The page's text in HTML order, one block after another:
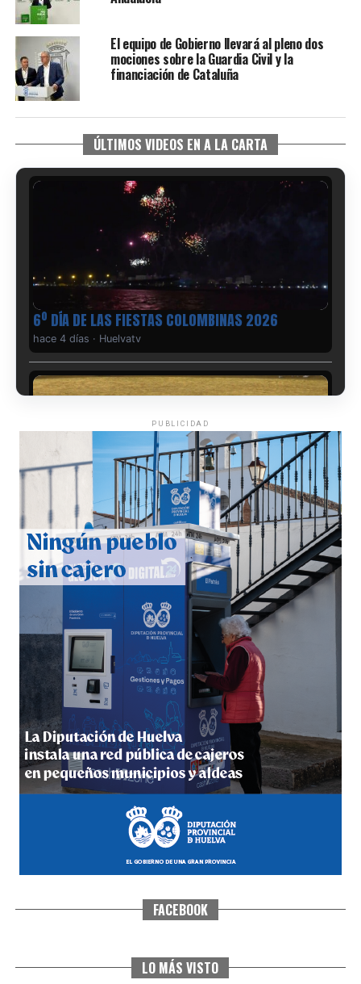
El equipo de Gobierno llevará al pleno dos
mociones sobre la Guardia Civil y la
financiación de Cataluña
ÚLTIMOS VIDEOS EN A LA CARTA
6º DÍA DE LAS FIESTAS COLOMBINAS 2026
hace 4 días · Huelvatv
QUINTA CORRIDA DE LAS FIESTAS COLOMBINAS
2026
hace 5 días·Huelvatv
5º DÍA DE LAS FIESTAS COLOMBINAS 2026
hace 5 días·Huelvatv
CUARTA CORRIDA DE LAS FIESTAS COLOMBINAS
PUBLICIDAD
FACEBOOK
LO MÁS VISTO